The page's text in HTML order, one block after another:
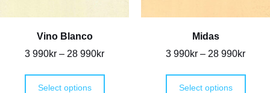
Vino Blanco
3 990kr – 28 990kr
Select options
Midas
3 990kr – 28 990kr
Select options